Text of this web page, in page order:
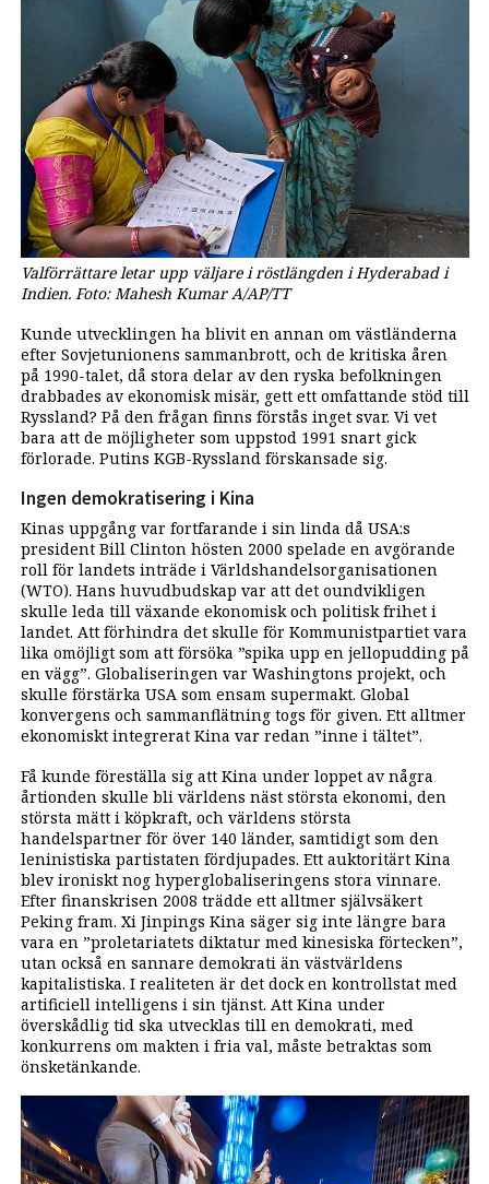
Valförrättare letar upp väljare i röstlängden i Hyderabad i
Indien. Foto: Mahesh Kumar A/AP/TT
Kunde utvecklingen ha blivit en annan om västländerna
efter Sovjetunionens sammanbrott, och de kritiska åren
på 1990-talet, då stora delar av den ryska befolkningen
drabbades av ekonomisk misär, gett ett omfattande stöd till
Ryssland? På den frågan finns förstås inget svar. Vi vet
bara att de möjligheter som uppstod 1991 snart gick
förlorade. Putins KGB-Ryssland förskansade sig.
Ingen demokratisering i Kina
Kinas uppgång var fortfarande i sin linda då USA:s
president Bill Clinton hösten 2000 spelade en avgörande
roll för landets inträde i Världshandelsorganisationen
(WTO). Hans huvudbudskap var att det oundvikligen
skulle leda till växande ekonomisk och politisk frihet i
landet. Att förhindra det skulle för Kommunistpartiet vara
lika omöjligt som att försöka ”spika upp en jellopudding på
en vägg”. Globaliseringen var Washingtons projekt, och
skulle förstärka USA som ensam supermakt. Global
konvergens och sammanflätning togs för given. Ett alltmer
ekonomiskt integrerat Kina var redan ”inne i tältet”.
Få kunde föreställa sig att Kina under loppet av några
årtionden skulle bli världens näst största ekonomi, den
största mätt i köpkraft, och världens största
handelspartner för över 140 länder, samtidigt som den
leninistiska partistaten fördjupades. Ett auktoritärt Kina
blev ironiskt nog hyperglobaliseringens stora vinnare.
Efter finanskrisen 2008 trädde ett alltmer självsäkert
Peking fram. Xi Jinpings Kina säger sig inte längre bara
vara en ”proletariatets diktatur med kinesiska förtecken”,
utan också en sannare demokrati än västvärldens
kapitalistiska. I realiteten är det dock en kontrollstat med
artificiell intelligens i sin tjänst. Att Kina under
överskådlig tid ska utvecklas till en demokrati, med
konkurrens om makten i fria val, måste betraktas som
önsketänkande.